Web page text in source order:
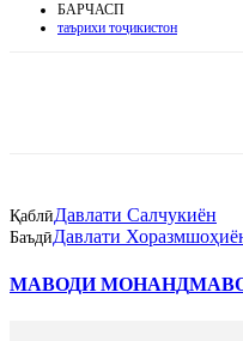
БАРЧАСП
таърихи тоҷикистон
ҚаблӣДавлати Салчукиён
БаъдӣДавлати
МАВОДИ МОНАНД